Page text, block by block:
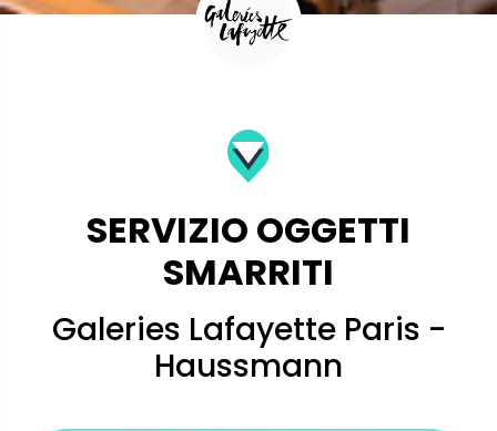
SERVIZIO OGGETTI
SMARRITI
Galeries Lafayette Paris -
Haussmann